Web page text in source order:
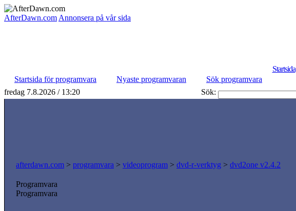
AfterDawn.com Annonsera på vår sida
Startsida
Startsida för programvara
Nyaste programvaran
Sök programvara
fredag 7.8.2026 / 13:20
Sök:
afterdawn.com > programvara > videoprogram > dvd-r-verktyg > dvd2one v2.4.2
Programvara
Programvara